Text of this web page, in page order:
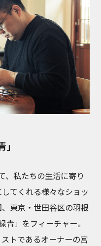
、私たちの生活に寄り
てくれる様々なショッ
東京・世田谷区の羽根
」をフィーチャー。
トであるオーナーの宮